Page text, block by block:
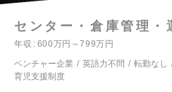
センター・倉庫管理・
年収
600万円～799万円
ベンチャー企業
英語力不問 転勤なし
育児支援制度